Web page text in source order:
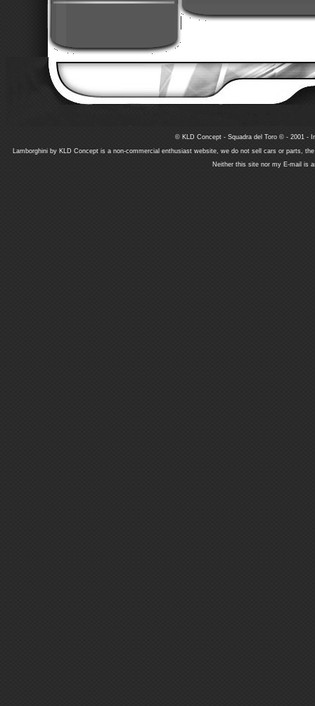
© KLD Concept - Squadra del Toro © - 2001 -
Lamborghini by KLD Concept is a non-commercial enthusiast website, we do not sell cars or parts,
Neither this site nor my E-mail is